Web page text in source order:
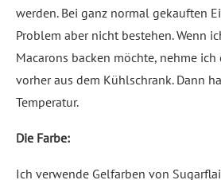
werden. Bei ganz normal gekauften
Problem aber nicht bestehen. Wenn
Macarons backen möchte, nehme ich
vorher aus dem Kühlschrank. Dann
Temperatur.
Die Farbe:
Ich verwende Gelfarben von